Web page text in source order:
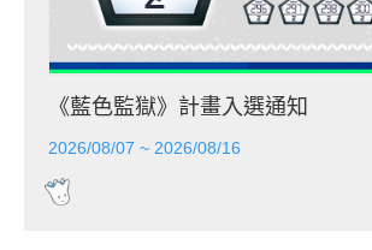
《藍色監獄》計畫入選通知
2026/08/07 ~ 2026/08/16